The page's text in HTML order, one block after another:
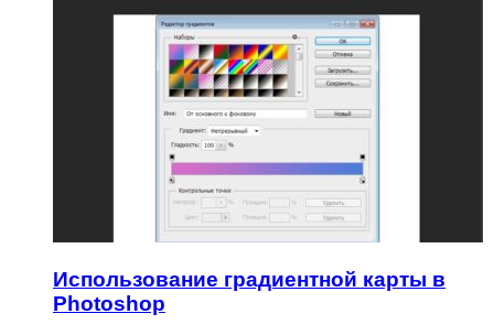
Использование градиентной карты в
Photoshop